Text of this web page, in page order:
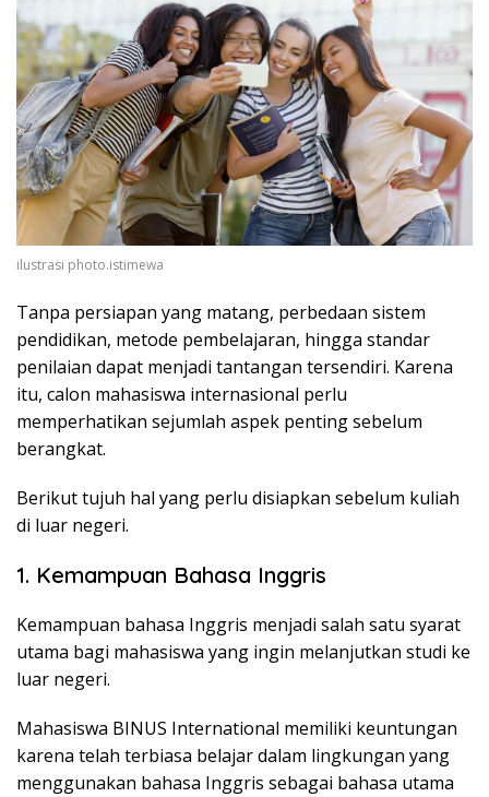
ilustrasi photo.istimewa
Tanpa persiapan yang matang, perbedaan sistem
pendidikan, metode pembelajaran, hingga standar
penilaian dapat menjadi tantangan tersendiri. Karena
itu, calon mahasiswa internasional perlu
memperhatikan sejumlah aspek penting sebelum
berangkat.
Berikut tujuh hal yang perlu disiapkan sebelum kuliah
di luar negeri.
1. Kemampuan Bahasa Inggris
Kemampuan bahasa Inggris menjadi salah satu syarat
utama bagi mahasiswa yang ingin melanjutkan studi ke
luar negeri.
Mahasiswa BINUS International memiliki keuntungan
karena telah terbiasa belajar dalam lingkungan yang
menggunakan bahasa Inggris sebagai bahasa utama